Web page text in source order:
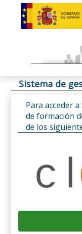
Sistema de
Para acceder
de formación
de los